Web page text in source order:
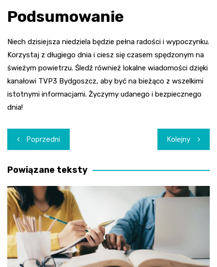
Podsumowanie
Niech dzisiejsza niedziela będzie pełna radości i wypoczynku.
Korzystaj z długiego dnia i ciesz się czasem spędzonym na
świeżym powietrzu. Śledź również lokalne wiadomości dzięki
kanałowi TVP3 Bydgoszcz, aby być na bieżąco z wszelkimi
istotnymi informacjami. Życzymy udanego i bezpiecznego
dnia!
Nawigacja
wpisu
Poprzedni Kolejny
Powiązane teksty